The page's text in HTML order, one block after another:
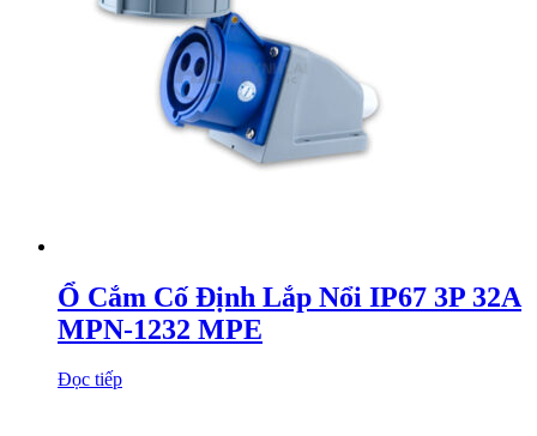
Ổ Cắm Cố Định Lắp Nổi IP67 3P 32A
MPN-1232 MPE
Đọc tiếp